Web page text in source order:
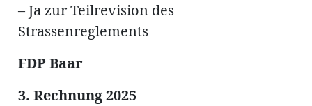
– Ja zur Teilrevision des
Strassenreglements
FDP Baar
3. Rechnung 2025